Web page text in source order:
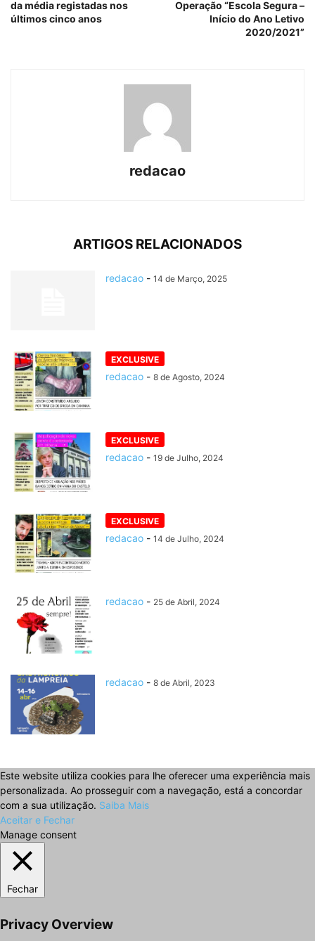
da média registadas nos
últimos cinco anos
Operação “Escola Segura –
Início do Ano Letivo
2020/2021”
redacao
ARTIGOS RELACIONADOS
redacao - 14 de Março, 2025
redacao - 8 de Agosto, 2024
redacao - 19 de Julho, 2024
redacao - 14 de Julho, 2024
redacao - 25 de Abril, 2024
redacao - 8 de Abril, 2023
Este website utiliza cookies para lhe oferecer uma experiência mais
personalizada. Ao prosseguir com a navegação, está a concordar
com a sua utilização. Saiba Mais
Aceitar e Fechar
Manage consent
Fechar
Privacy Overview